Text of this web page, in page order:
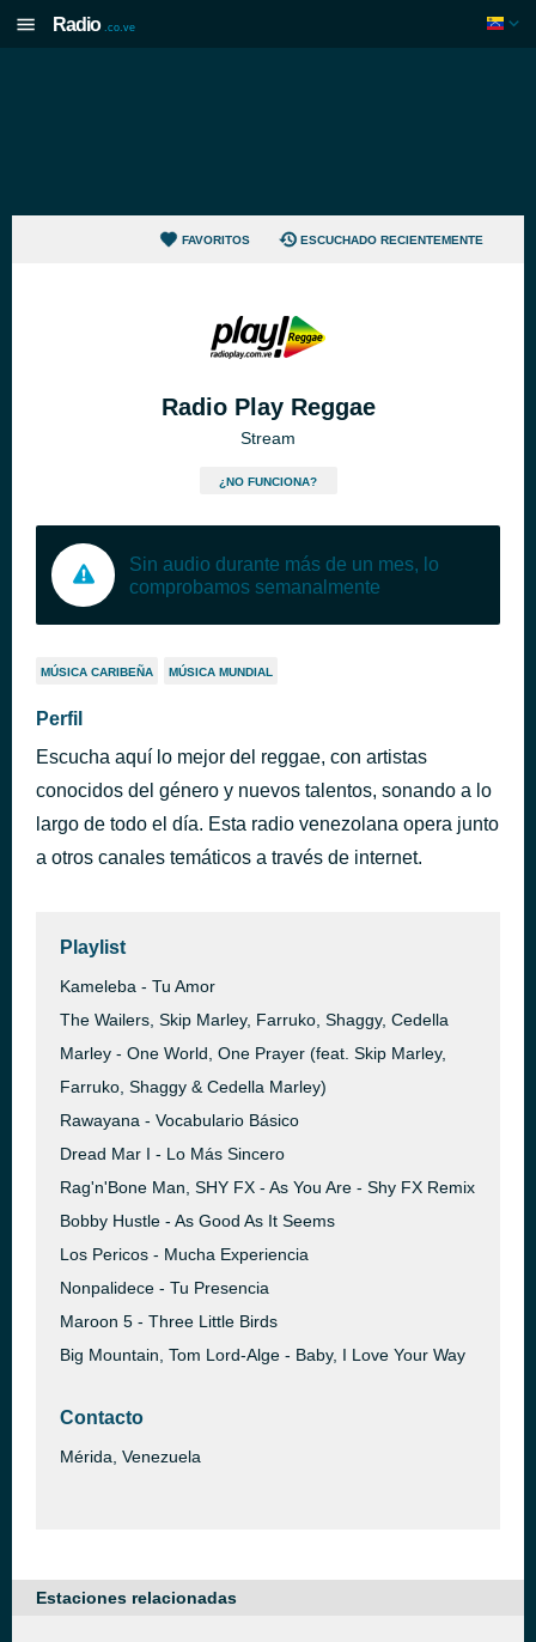
Radio .co.ve
FAVORITOS ESCUCHADO RECIENTEMENTE
Radio Play Reggae
Stream
¿NO FUNCIONA?
Sin audio durante más de un mes, lo
comprobamos semanalmente
MÚSICA CARIBEÑA MÚSICA MUNDIAL
Perfil
Escucha aquí lo mejor del reggae, con artistas
conocidos del género y nuevos talentos, sonando a lo
largo de todo el día. Esta radio venezolana opera junto
a otros canales temáticos a través de internet.
Playlist
Kameleba - Tu Amor
The Wailers, Skip Marley, Farruko, Shaggy, Cedella
Marley - One World, One Prayer (feat. Skip Marley,
Farruko, Shaggy & Cedella Marley)
Rawayana - Vocabulario Básico
Dread Mar I - Lo Más Sincero
Rag'n'Bone Man, SHY FX - As You Are - Shy FX Remix
Bobby Hustle - As Good As It Seems
Los Pericos - Mucha Experiencia
Nonpalidece - Tu Presencia
Maroon 5 - Three Little Birds
Big Mountain, Tom Lord-Alge - Baby, I Love Your Way
Contacto
Mérida, Venezuela
Estaciones relacionadas